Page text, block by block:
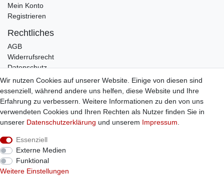
Mein Konto
Registrieren
Rechtliches
AGB
Widerrufsrecht
Datenschutz
Impressum
Infos
Zahlung / Versand
Individuelle Anfertigung
Bestellung widerrufen
Wir nutzen Cookies auf unserer Website. Einige von diesen sind
essenziell, während andere uns helfen, diese Website und Ihre
Erfahrung zu verbessern. Weitere Informationen zu den von uns
verwendeten Cookies und Ihren Rechten als Nutzer finden Sie in
unserer Daten­schutz­erklärung und unserem Impressum
Essenziell
Externe Medien
Funktional
Weitere Einstellungen